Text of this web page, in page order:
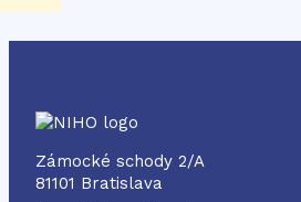
NIHO
Zámocké schody 2/A
81101 Bratislava